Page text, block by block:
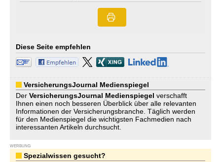
Diese Seite empfehlen
VersicherungsJournal Medienspiegel
Der VersicherungsJournal Medienspiegel verschafft
Ihnen einen noch besseren Überblick über alle relevanten
Informationen der Versicherungsbranche. Täglich werden
für den Medienspiegel die wichtigsten Fachmedien nach
interessanten Artikeln durchsucht.
WERBUNG
Spezialwissen gesucht?